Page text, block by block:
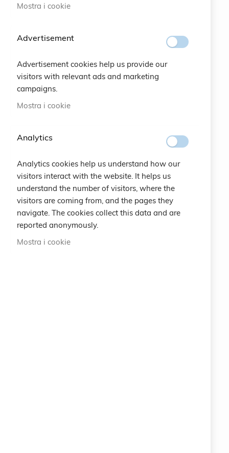
Bracelets
Charity
Vintage
Contattaci
Crea un Account
International
Mostra i cookie
Advertisement
Advertisement cookies help us provide our
visitors with relevant ads and marketing
campaigns.
Mostra i cookie
Analytics
Analytics cookies help us understand how our
visitors interact with the website. It helps us
understand the number of visitors, where the
visitors are coming from, and the pages they
navigate. The cookies collect this data and are
reported anonymously.
Mostra i cookie